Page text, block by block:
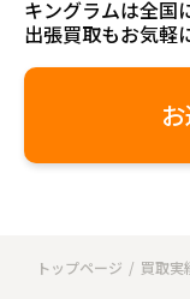
キングラムは全国
出張買取もお気軽
トップページ 買取実